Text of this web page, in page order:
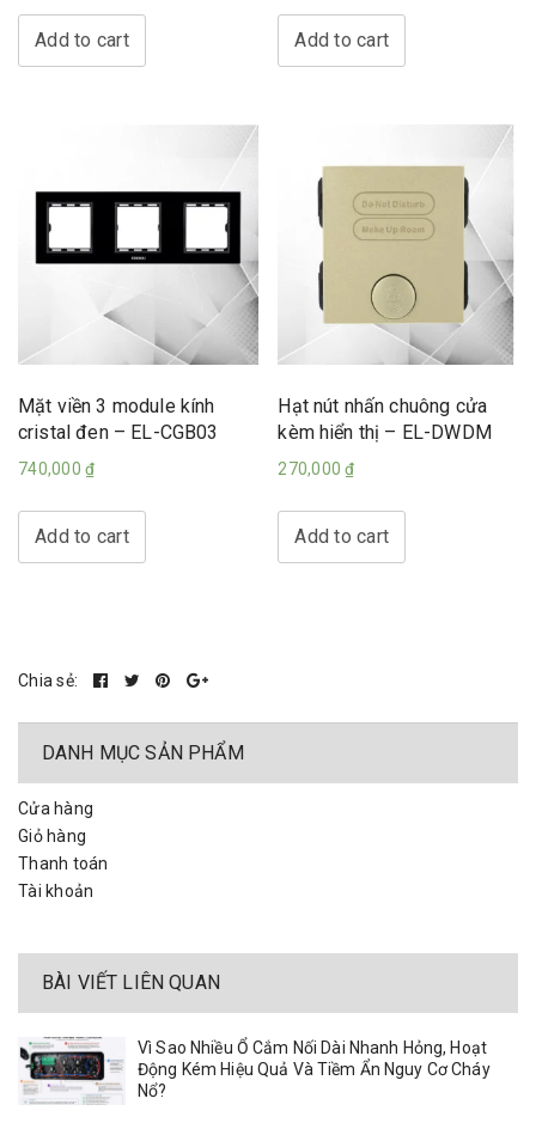
Add to cart Add to cart
Mặt viền 3 module kính
cristal đen – EL-CGB03
740,000 ₫
Add to cart
Hạt nút nhấn chuông cửa
kèm hiển thị – EL-DWDM
270,000₫
Add to cart
Chia sẻ:
DANH MỤC SẢN PHẨM
Cửa hàng
Giỏ hàng
Thanh toán
Tài khoản
BÀI VIẾT LIÊN QUAN
Vì Sao Nhiều Ổ Cắm Nối Dài Nhanh Hỏng, Hoạt
Động Kém Hiệu Quả Và Tiềm Ẩn Nguy Cơ Cháy
Nổ?